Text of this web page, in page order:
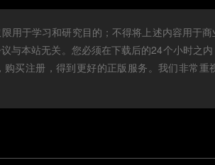
用于学习和研究目的；不得将上述内容用于
与本站无关。您必须在下载后的24个小时之
买注册，得到更好的正版服务。我们非常